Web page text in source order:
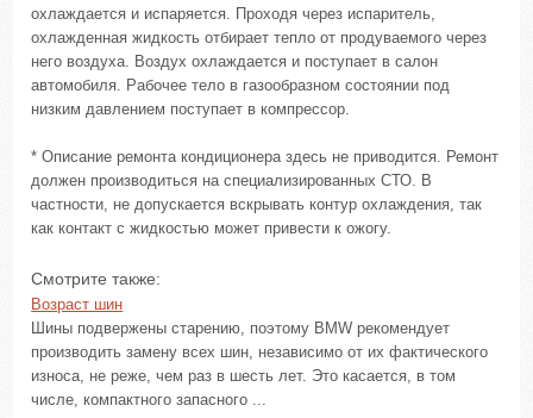
охлаждается и испаряется. Проходя через испаритель,
охлажденная жидкость отбирает тепло от продуваемого через
него воздуха. Воздух охлаждается и поступает в салон
автомобиля. Рабочее тело в газообразном состоянии под
низким давлением поступает в компрессор.
* Описание ремонта кондиционера здесь не приводится. Ремонт
должен производиться на специализированных СТО. В
частности, не допускается вскрывать контур охлаждения, так
как контакт с жидкостью может привести к ожогу.
Смотрите также:
Возраст шин
Шины подвержены старению, поэтому BMW рекомендует
производить замену всех шин, независимо от их фактического
износа, не реже, чем раз в шесть лет. Это касается, в том
числе, компактного запасного ...